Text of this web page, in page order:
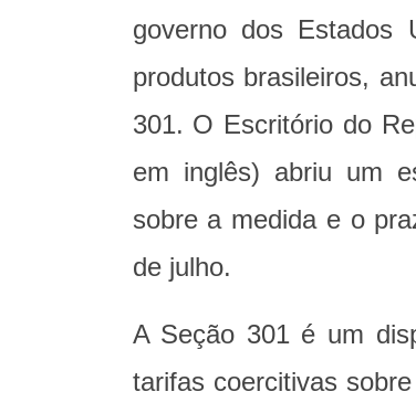
governo dos
produtos brasileiros,
301. O Escritório do
em inglês) abriu um
sobre a medida e o
de julho.
A Seção 301 é um
tarifas coercitivas